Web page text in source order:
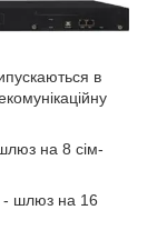
в
на 8 сім-
- шлюз на 16